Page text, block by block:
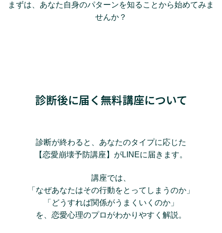
まずは、あなた自身のパターンを知ることから始めてみま
せんか？
診断後に届く無料講座について
診断が終わると、あなたのタイプに応じた
【恋愛崩壊予防講座】がLINEに届きます。
講座では、
「なぜあなたはその行動をとってしまうのか」
「どうすれば関係がうまくいくのか」
を、恋愛心理のプロがわかりやすく解説。